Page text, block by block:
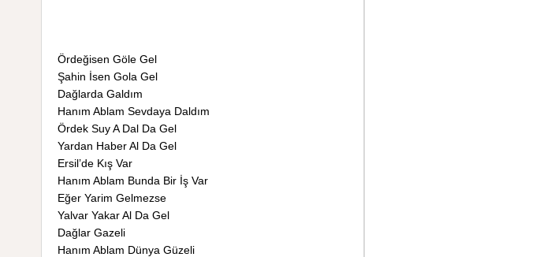
Ördeğisen Göle Gel
Şahin İsen Gola Gel
Dağlarda Galdım
Hanım Ablam Sevdaya Daldım
Ördek Suy A Dal Da Gel
Yardan Haber Al Da Gel
Ersil’de Kış Var
Hanım Ablam Bunda Bir İş Var
Eğer Yarim Gelmezse
Yalvar Yakar Al Da Gel
Dağlar Gazeli
Hanım Ablam Dünya Güzeli